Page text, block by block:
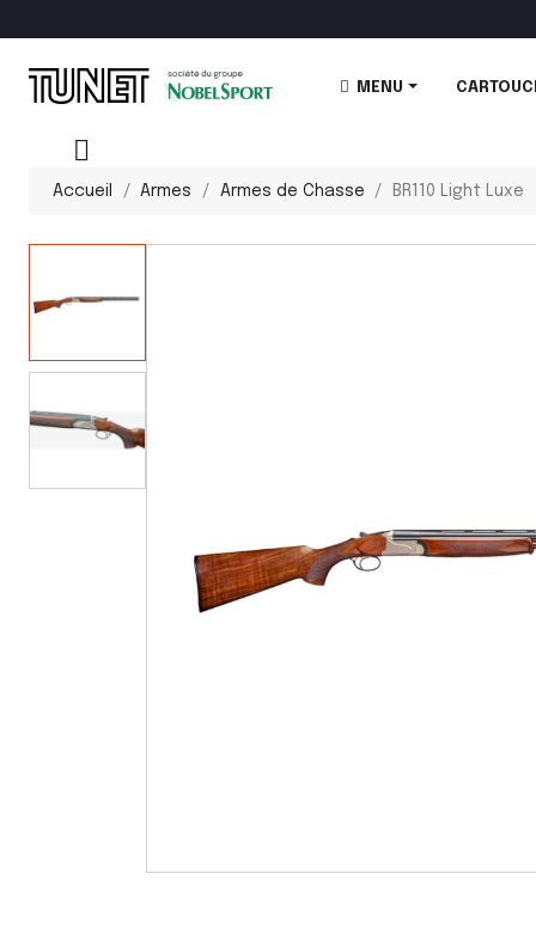
MENU
Accueil Armes Armes de Chasse BR110 Light Luxe